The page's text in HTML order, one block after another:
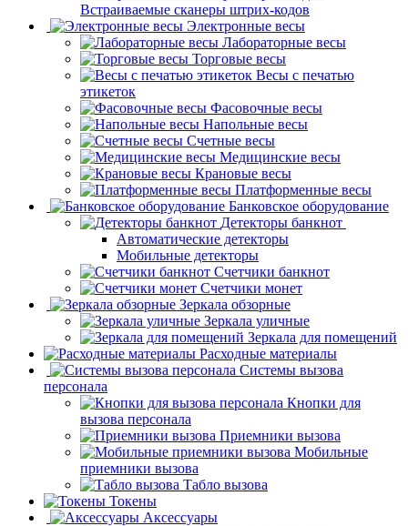
Встраиваемые сканеры штрих-кодов
Электронные весы
Лабораторные весы
Торговые весы
Весы с печатью
этикеток
Фасовочные весы
Напольные весы
Счетные весы
Медицинские весы
Крановые весы
Платформенные весы
Банковское оборудование
Детекторы банкнот
Автоматические детекторы
Мобильные детекторы
Счетчики банкнот
Счетчики монет
Зеркала обзорные
Зеркала уличные
Зеркала для помещений
Расходные материалы
Системы вызова
персонала
Кнопки для
вызова персонала
Приемники вызова
Мобильные
приемники вызова
Табло вызова
Токены
Аксессуары